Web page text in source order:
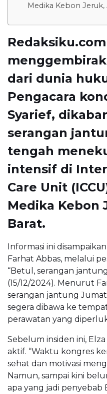
Medika Kebon Jeruk,
dari dunia
Pengacara
Syarief,
serangan
tengah
intensif di
Care Unit
Medika Kebon
Barat.
Informasi ini
Farhat Abbas, melalui
“Betul, serangan
(15/12/2024). Menurut
serangan jantung
segera dibawa ke
perawatan yang
Sebelum insiden ini,
aktif. “Waktu kongres
sehat dan motivasi
Namun, sampai kini
apa yang jadi penyebab